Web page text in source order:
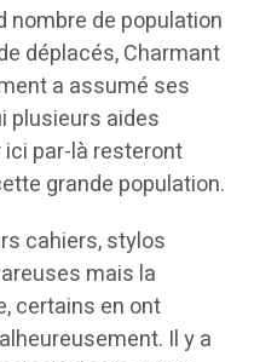
nombre de population
déplacés, Charmant
a assumé ses
plusieurs aides
par-là resteront
grande population.
cahiers, stylos
mais la
certains en ont
Il y a